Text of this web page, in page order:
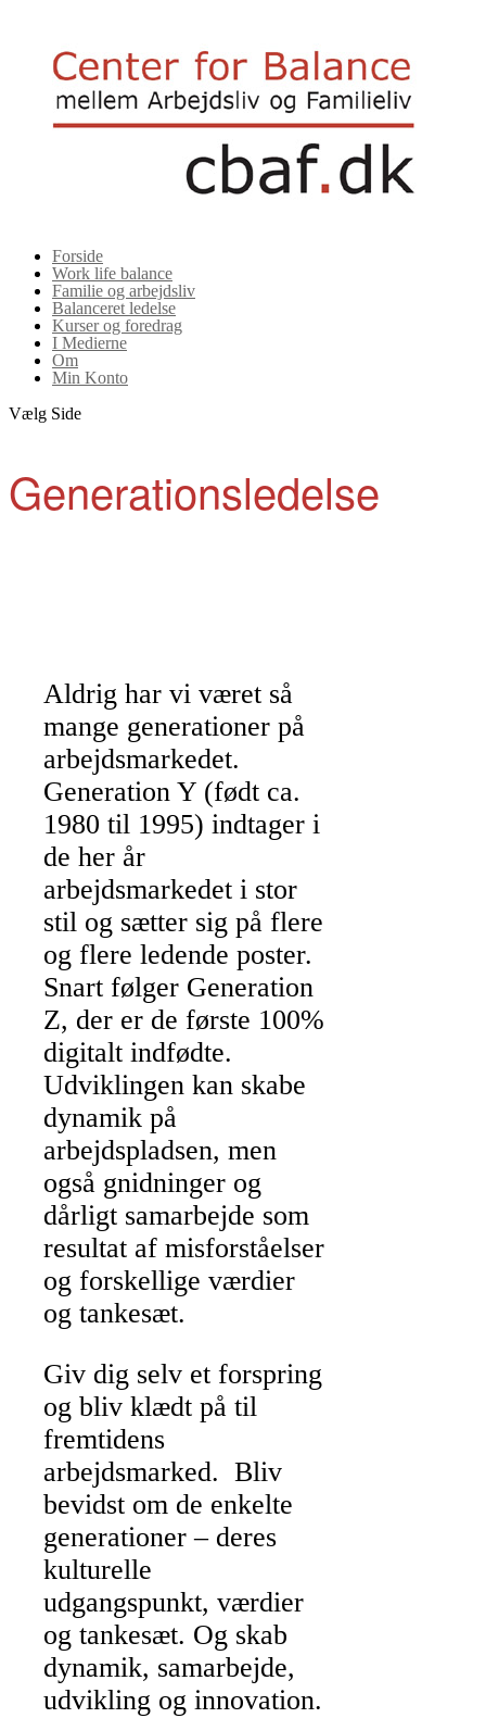
Forside
Work life balance
Familie og arbejdsliv
Balanceret ledelse
Kurser og foredrag
I Medierne
Om
Min Konto
Vælg Side
Generationsledelse
Aldrig har vi været så
mange generationer på
arbejdsmarkedet.
Generation Y (født ca.
1980 til 1995) indtager i
de her år
arbejdsmarkedet i stor
stil og sætter sig på flere
og flere ledende poster.
Snart følger Generation
Z, der er de første 100%
digitalt indfødte.
Udviklingen kan skabe
dynamik på
arbejdspladsen, men
også gnidninger og
dårligt samarbejde som
resultat af misforståelser
og forskellige værdier
og tankesæt.
Giv dig selv et forspring
og bliv klædt på til
fremtidens
arbejdsmarked. Bliv
bevidst om de enkelte
generationer – deres
kulturelle
udgangspunkt, værdier
og tankesæt. Og skab
dynamik, samarbejde,
udvikling og innovation.